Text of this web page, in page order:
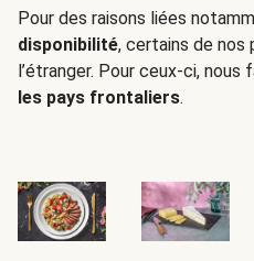
Pour des raisons liées
disponibilité, certains de
l’étranger. Pour ceux-ci,
les pays frontaliers.